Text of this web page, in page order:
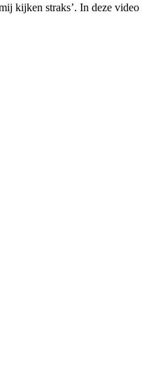
kijken straks’. In deze